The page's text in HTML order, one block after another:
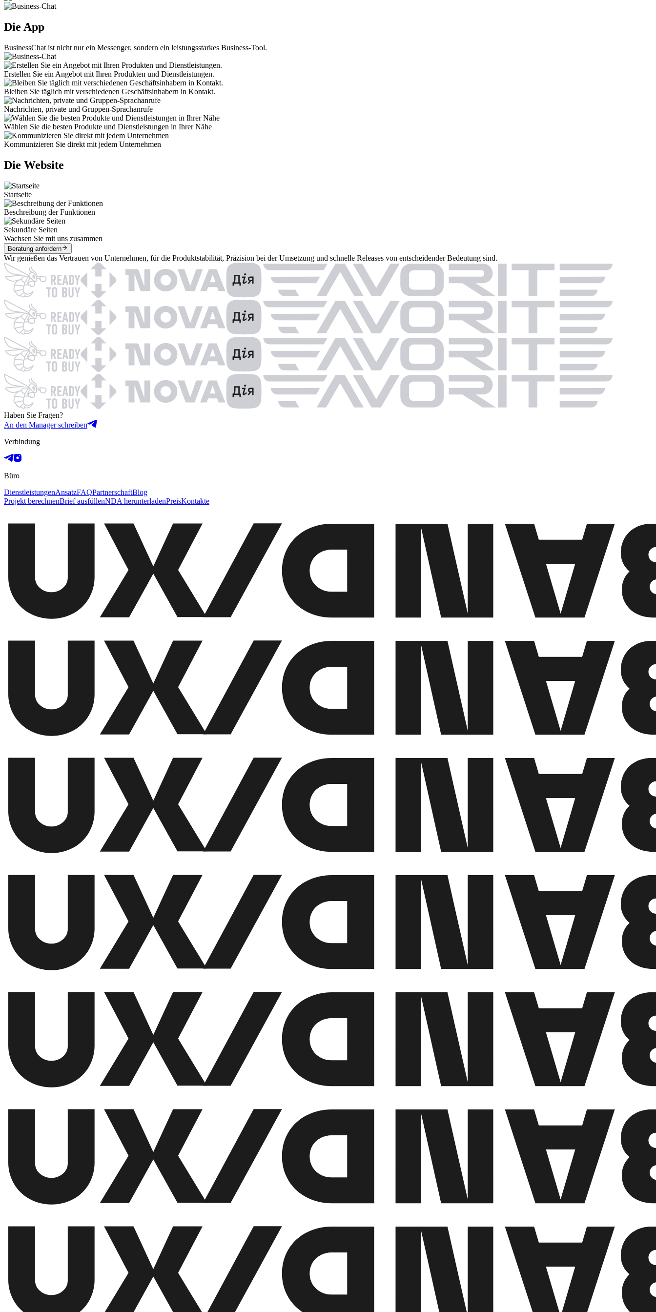
Die App
BusinessChat ist nicht nur ein Messenger, sondern ein leistungsstarkes Business-Tool.
Erstellen Sie ein Angebot mit Ihren Produkten und Dienstleistungen.
Bleiben Sie täglich mit verschiedenen Geschäftsinhabern in Kontakt.
Nachrichten, private und Gruppen-Sprachanrufe
Wählen Sie die besten Produkte und Dienstleistungen in Ihrer Nähe
Kommunizieren Sie direkt mit jedem Unternehmen
Die Website
Startseite
Beschreibung der Funktionen
Sekundäre Seiten
Wachsen Sie mit uns zusammen
Beratung anfordern
Wir genießen das Vertrauen von Unternehmen, für die Produktstabilität, Präzision bei der Umsetzung und schnelle Releases von entscheidender Bedeutung sind.
Haben Sie Fragen?
An den Manager schreiben
Verbindung
Büro
DienstleistungenAnsatzFAQPartnerschaftBlog
Projekt berechnenBrief ausfüllenNDA herunterladenPreisKontakte